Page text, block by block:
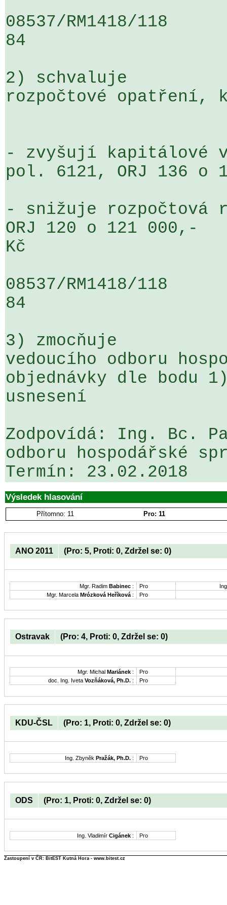
08537/RM1418/
84
2) schvaluje
rozpočtové opatření,
- zvyšují kapitálové
pol. 6121, ORJ 136 o
- snižuje rozpočtová
ORJ 120 o 121 000,-
Kč
08537/RM1418/
84
3) zmocňuje
vedoucího odboru
objednávky dle bodu
usnesení
Zodpovídá: Ing. Bc.
odboru hospodářské
Výsledek hlasování
Přítomno: 11 Pro: 11
ANO 2011 (Pro: 5, Proti: 0, Zdržel se: 0)
Mgr. Radim Babinec : Pro
Mgr. Marcela Mrózková Heříková : Pro
Ostravak (Pro: 4, Proti: 0, Zdržel se: 0)
Mgr. Michal Mariánek :
Pro
doc. Ing. Iveta Vozňáková, Ph.D. : Pro
KDU-ČSL (Pro: 1, Proti: 0, Zdržel se: 0)
Ing. Zbyněk Pražák, Ph.D. : Pro
ODS (Pro: 1, Proti: 0, Zdržel se: 0)
Ing. Vladimír Cigánek : Pro
Zastoupení v ČR: BitEST Kutná Hora - www.bitest.cz